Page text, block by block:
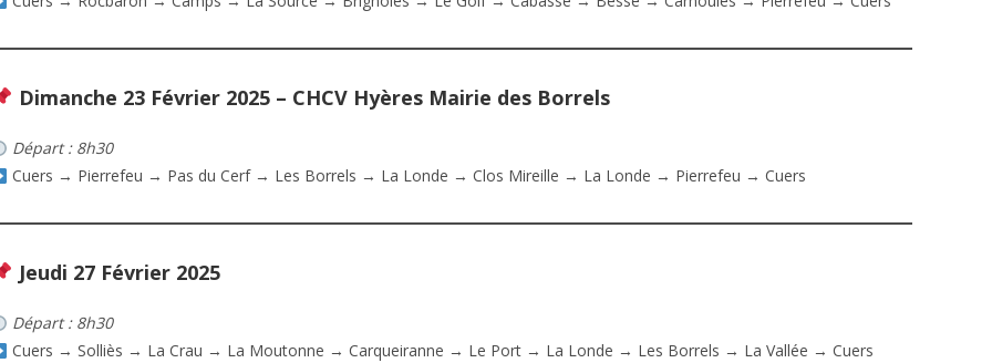
Dimanche 23 Février 2025 – CHCV Hyères Mairie des Borrels
Départ : 8h30
Cuers → Pierrefeu → Pas du Cerf → Les Borrels → La Londe → Clos Mireille → La Londe → Pierrefeu → Cuers
Jeudi 27 Février 2025
Départ : 8h30
Cuers → Solliès → La Crau → La Moutonne → Carqueiranne → Le Port → La Londe → Les Borrels → La Vallée → Cuers